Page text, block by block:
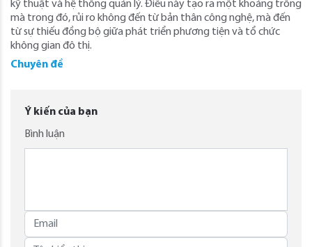
kỹ thuật và hệ thống quản lý. Điều này tạo ra một khoảng trống
mà trong đó, rủi ro không đến từ bản thân công nghệ, mà đến
từ sự thiếu đồng bộ giữa phát triển phương tiện và tổ chức
không gian đô thị.
Chuyên đề
Ý kiến của bạn
Bình luận